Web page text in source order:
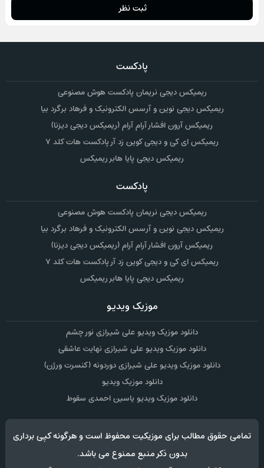
ثبت نظر
پادکست
ریمیکس دیجی نریمان پادکست هوش مصنوعی
ریمیکس دیجی نوین و آرسس الکترونیک و فرهاد برگرد بیا
ریمیکس آرون افشار آرام آرام (ریمیکس دیجی دیزنا)
ریمیکس ای کی و دیجی کوین زد آر پادکست هات کلد ۷
ریمیکس دیجی پایا هابر ریمیکس
پادکست
ریمیکس دیجی نریمان پادکست هوش مصنوعی
ریمیکس دیجی نوین و آرسس الکترونیک و فرهاد برگرد بیا
ریمیکس آرون افشار آرام آرام (ریمیکس دیجی دیزنا)
ریمیکس ای کی و دیجی کوین زد آر پادکست هات کلد ۷
ریمیکس دیجی پایا هابر ریمیکس
موزیک ویدیو
دانلود موزیک ویدیو علی شیرازی نور چشم
دانلود موزیک ویدیو علی شیرازی نهایت عاشقی
دانلود موزیک ویدیو علی شیرازی دوردونه (کنسرت ورژن)
دانلود موزیک ویدیو
دانلود موزیک ویدیو یاسین احمدی سقوط
تمامی حقوق مطالب برای موزیکیت محفوظ است و هرگونه کپی برداری
بدون ذکر منبع ممنوع می باشد.